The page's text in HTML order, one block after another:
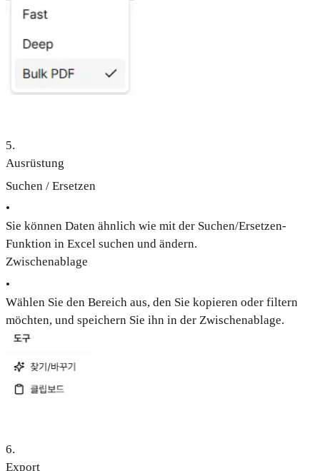
5.
Ausrüstung
Suchen / Ersetzen
•
Sie können Daten ähnlich wie mit der Suchen/Ersetzen-
Funktion in Excel suchen und ändern.
Zwischenablage
•
Wählen Sie den Bereich aus, den Sie kopieren oder filtern
möchten, und speichern Sie ihn in der Zwischenablage.
6.
Export